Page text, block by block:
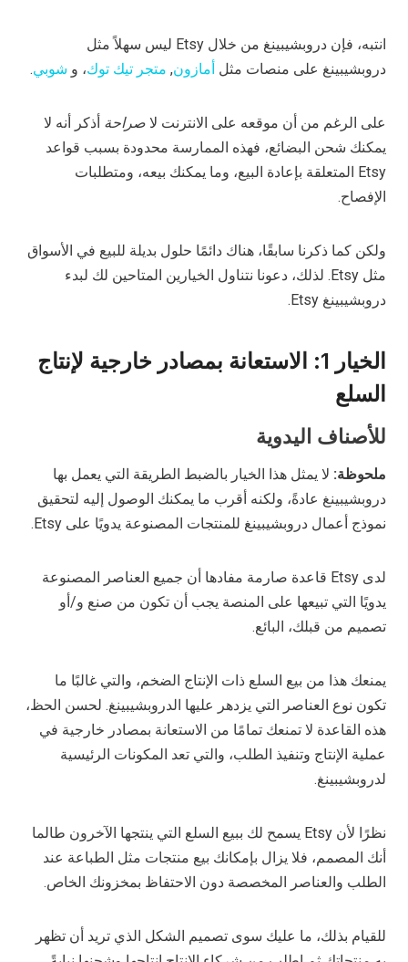
انتبه، فإن دروبشيبينغ من خلال Etsy ليس سهلاً مثل
دروبشيبينغ على منصات مثل أمازون, متجر تيك توك، و شوبي.
على الرغم من أن موقعه على الانترنت لا صراحة أذكر أنه لا
يمكنك شحن البضائع، فهذه الممارسة محدودة بسبب قواعد
Etsy المتعلقة بإعادة البيع، وما يمكنك بيعه، ومتطلبات
الإفصاح.
ولكن كما ذكرنا سابقًا، هناك دائمًا حلول بديلة للبيع في الأسواق
مثل Etsy. لذلك، دعونا نتناول الخيارين المتاحين لك لبدء
دروبشيبينغ Etsy.
الخيار 1: الاستعانة بمصادر خارجية لإنتاج
السلع
للأصناف اليدوية
ملحوظة: لا يمثل هذا الخيار بالضبط الطريقة التي يعمل بها
دروبشيبينغ عادةً، ولكنه أقرب ما يمكنك الوصول إليه لتحقيق
نموذج أعمال دروبشيبينغ للمنتجات المصنوعة يدويًا على Etsy.
لدى Etsy قاعدة صارمة مفادها أن جميع العناصر المصنوعة
يدويًا التي تبيعها على المنصة يجب أن تكون من صنع و/أو
تصميم من قبلك، البائع.
يمنعك هذا من بيع السلع ذات الإنتاج الضخم، والتي غالبًا ما
تكون نوع العناصر التي يزدهر عليها الدروبشيبينغ. لحسن الحظ،
هذه القاعدة لا تمنعك تمامًا من الاستعانة بمصادر خارجية في
عملية الإنتاج وتنفيذ الطلب، والتي تعد المكونات الرئيسية
لدروبشيبينغ.
نظرًا لأن Etsy يسمح لك ببيع السلع التي ينتجها الآخرون طالما
أنك المصمم، فلا يزال بإمكانك بيع منتجات مثل الطباعة عند
الطلب والعناصر المخصصة دون الاحتفاظ بمخزونك الخاص.
للقيام بذلك، ما عليك سوى تصميم الشكل الذي تريد أن تظهر